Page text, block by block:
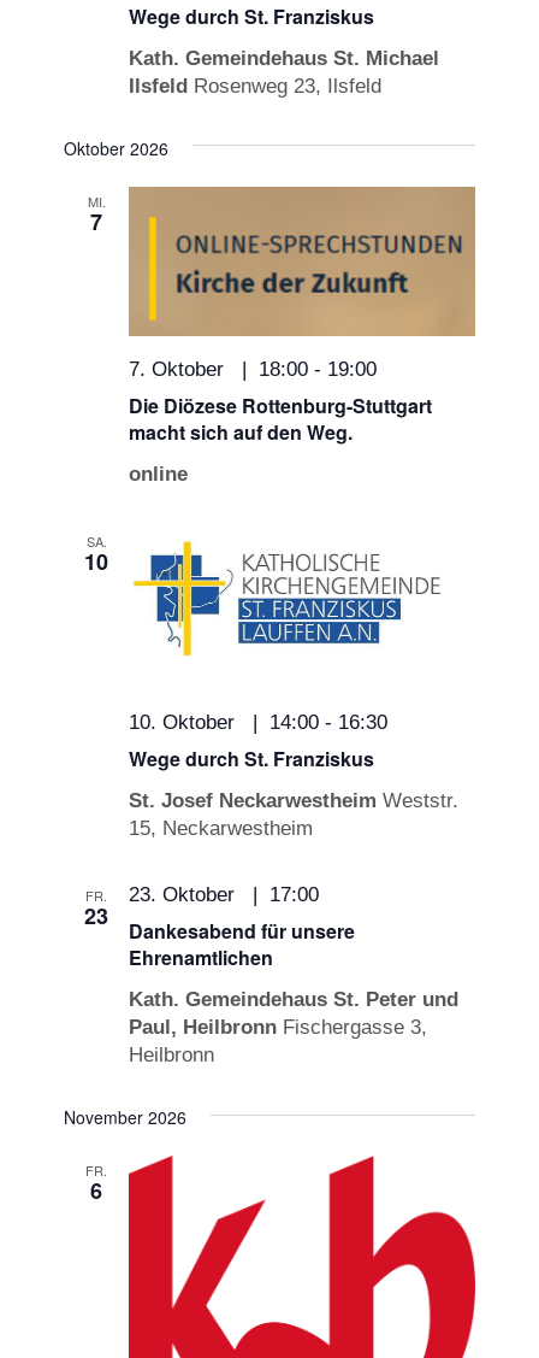
Wege durch St. Franziskus
Kath. Gemeindehaus St. Michael
Ilsfeld Rosenweg 23, Ilsfeld
Oktober 2026
MI.
7
Die Diözese Rottenburg-Stuttgart
macht sich auf den Weg.
7. Oktober | 18:00 - 19:00
online
SA.
10
Wege durch St. Franziskus
10. Oktober | 14:00 - 16:30
St. Josef NeckarwestheimWeststr.
15, Neckarwestheim
FR.
23
Dankesabend für unsere
Ehrenamtlichen
23. Oktober | 17:00
Kath. Gemeindehaus St. Peter und
Paul, Heilbronn Fischergasse 3,
Heilbronn
November 2026
FR.
6